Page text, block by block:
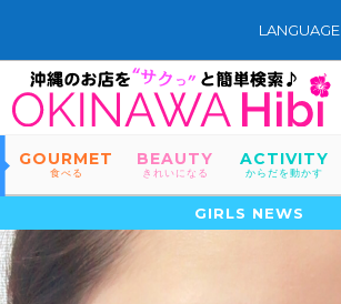
LANGUAGE
GOURMET
食べる
BEAUTY
きれいになる
ACTIVITY
からだを動かす
GIRLS NEWS